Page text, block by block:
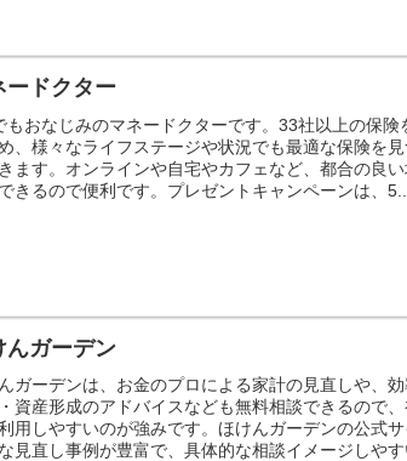
ードクター
もおなじみのマネードクターです。33社以上の保険
、様々なライフステージや状況でも最適な保険を見
ます。オンラインや自宅やカフェなど、都合の良
きるので便利です。プレゼントキャンペーンは、5...
んガーデン
ガーデンは、お金のプロによる家計の見直しや、
資産形成のアドバイスなども無料相談できるので
用しやすいのが強みです。ほけんガーデンの公式
見直し事例が豊富で、具体的な相談イメージしやす